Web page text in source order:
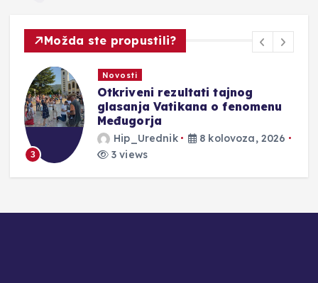
Možda ste propustili?
2026
U sklopu 10. obljetnice
Masterclassa održan
mladih pijanista
Hip_Urednik
8 kolovoza,